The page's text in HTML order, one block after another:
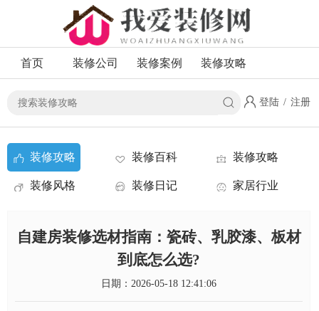
首页 装修公司 装修案例 装修攻略
登陆 / 注册
装修攻略 装修百科 装修攻略
装修风格 装修日记 家居行业
自建房装修选材指南：瓷砖、乳胶漆、板材
到底怎么选?
日期：2026-05-18 12:41:06